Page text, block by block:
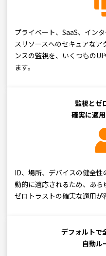
プライベート、SaaS、イン
スリソースへのセキュアなア
ンスの監視を、いくつもの
ます。
監視とゼ
確実に適
ID、場所、デバイスの健全
動的に適応されるため、あ
ゼロトラストの確実な適用が
デフォルトで
自動ル